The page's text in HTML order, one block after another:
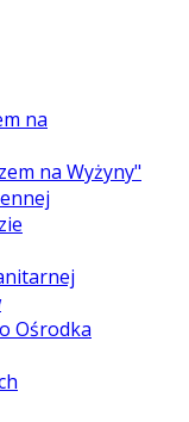
na
na Wyżyny"
Ośrodka